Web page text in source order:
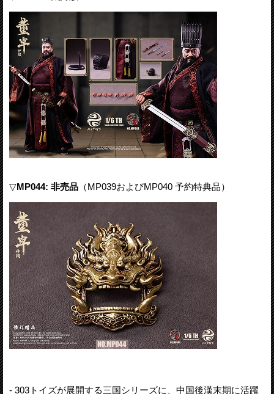
▽MP044: 非売品 （MP039およびMP040 予約特典品）
- 303トイズが展開する三国シリーズに、中国後漢末期に活躍